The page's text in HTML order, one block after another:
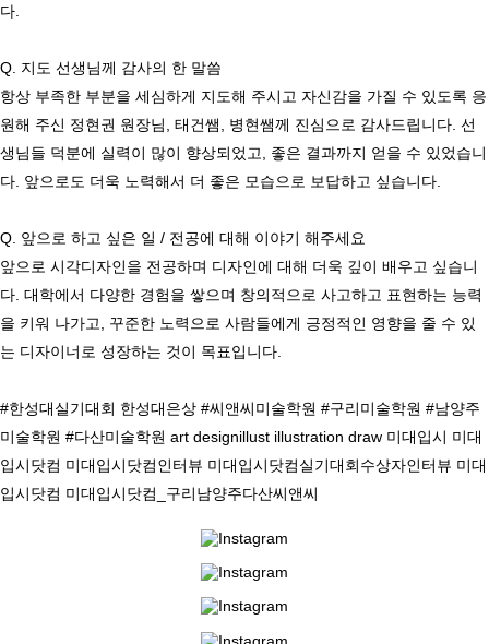
다.
Q. 지도 선생님께 감사의 한 말씀
항상 부족한 부분을 세심하게 지도해 주시고 자신감을 가질 수 있도록 응
원해 주신 정현권 원장님, 태건쌤, 병현쌤께 진심으로 감사드립니다. 선
생님들 덕분에 실력이 많이 향상되었고, 좋은 결과까지 얻을 수 있었습니
다. 앞으로도 더욱 노력해서 더 좋은 모습으로 보답하고 싶습니다.
Q. 앞으로 하고 싶은 일 / 전공에 대해 이야기 해주세요
앞으로 시각디자인을 전공하며 디자인에 대해 더욱 깊이 배우고 싶습니
다. 대학에서 다양한 경험을 쌓으며 창의적으로 사고하고 표현하는 능력
을 키워 나가고, 꾸준한 노력으로 사람들에게 긍정적인 영향을 줄 수 있
는 디자이너로 성장하는 것이 목표입니다.
#한성대실기대회 한성대은상 #씨앤씨미술학원 #구리미술학원 #남양주
미술학원 #다산미술학원 art designillust illustration draw 미대입시 미대
입시닷컴 미대입시닷컴인터뷰 미대입시닷컴실기대회수상자인터뷰 미대
입시닷컴 미대입시닷컴_구리남양주다산씨앤씨